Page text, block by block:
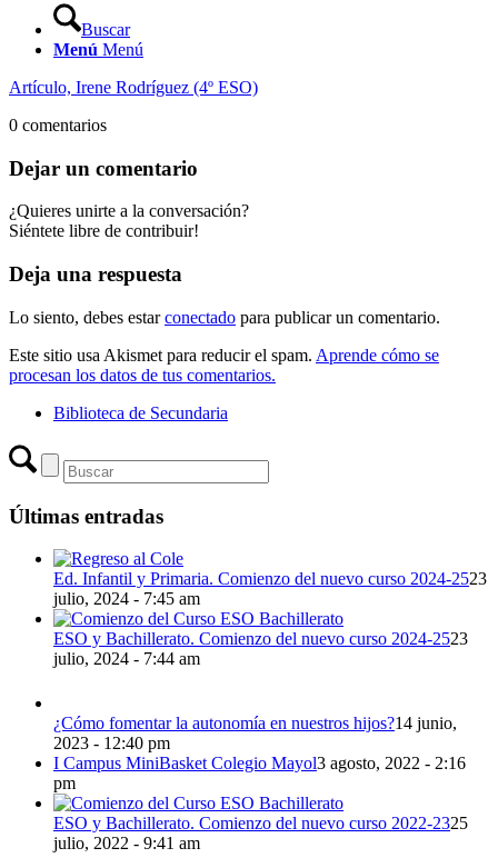
Buscar
Menú Menú
Artículo, Irene Rodríguez (4º ESO)
0 comentarios
Dejar un comentario
¿Quieres unirte a la conversación?
Siéntete libre de contribuir!
Deja una respuesta
Lo siento, debes estarconectado para publicar un comentario.
Este sitio usa Akismet para reducir el spam. Aprende cómo se
procesan los datos de tus comentarios.
Biblioteca de Secundaria
Últimas entradas
Ed. Infantil y Primaria. Comienzo del nuevo curso 2024-2523
julio, 2024 - 7:45 am
ESO y Bachillerato. Comienzo del nuevo curso 2024-2523
julio, 2024 - 7:44 am
¿Cómo fomentar la autonomía en nuestros hijos?14 junio,
2023 - 12:40 pm
I Campus MiniBasket Colegio Mayol3 agosto, 2022 - 2:16
pm
ESO y Bachillerato. Comienzo del nuevo curso 2022-2325
julio, 2022 - 9:41 am